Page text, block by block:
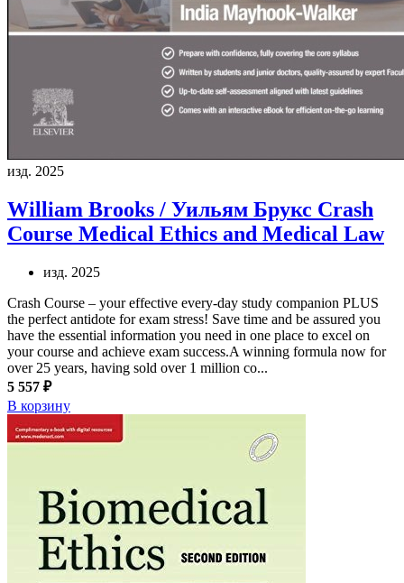
изд. 2025
William Brooks / Уильям Брукс Crash
Course Medical Ethics and Medical Law
изд. 2025
Crash Course – your effective every-day study companion PLUS
the perfect antidote for exam stress! Save time and be assured you
have the essential information you need in one place to excel on
your course and achieve exam success.A winning formula now for
over 25 years, having sold over 1 million co...
5 557 ₽
В корзину